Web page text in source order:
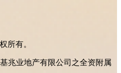
所有。
兆业地产有限公司之全资附属